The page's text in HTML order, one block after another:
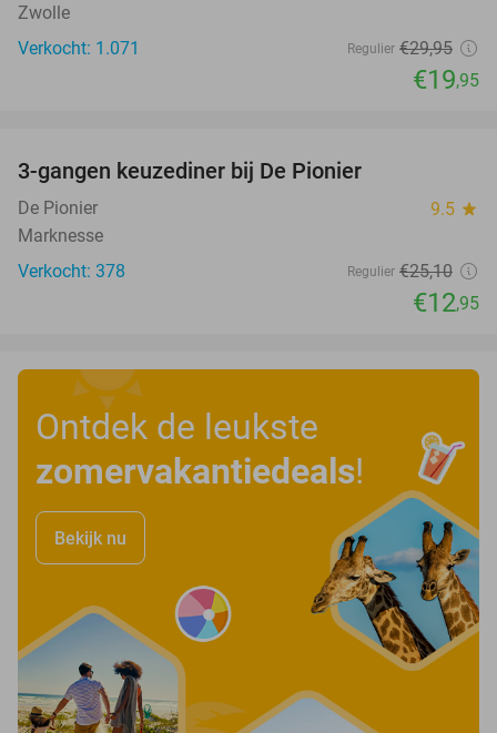
Zwolle
Verkocht: 1.071
Regulier €29,95
€19,95
3-gangen keuzediner bij De Pionier
De Pionier 9.5 star
Marknesse
Verkocht: 378
Regulier €25,10
€12,95
Ontdek de leukste
zomervakantiedeals!
Bekijk nu